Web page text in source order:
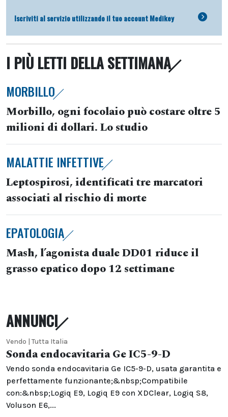
Iscriviti al servizio utilizzando il tuo account Medikey
I PIÙ LETTI DELLA SETTIMANA
MORBILLO
Morbillo, ogni focolaio può costare oltre 5
milioni di dollari. Lo studio
MALATTIE INFETTIVE
Leptospirosi, identificati tre marcatori
associati al rischio di morte
EPATOLOGIA
Mash, l’agonista duale DD01 riduce il
grasso epatico dopo 12 settimane
ANNUNCI
Vendo | Tutta Italia
Sonda endocavitaria Ge IC5-9-D
Vendo sonda endocavitaria Ge IC5-9-D, usata garantita e
perfettamente funzionante;&nbsp;Compatibile
con:&nbsp;Logiq E9, Logiq E9 con XDClear, Logiq S8,
Voluson E6,...